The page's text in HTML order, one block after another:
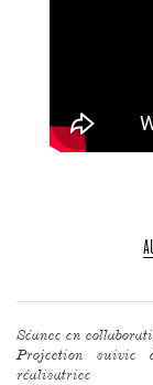
Séance en
Projection suivie
réalisatrice